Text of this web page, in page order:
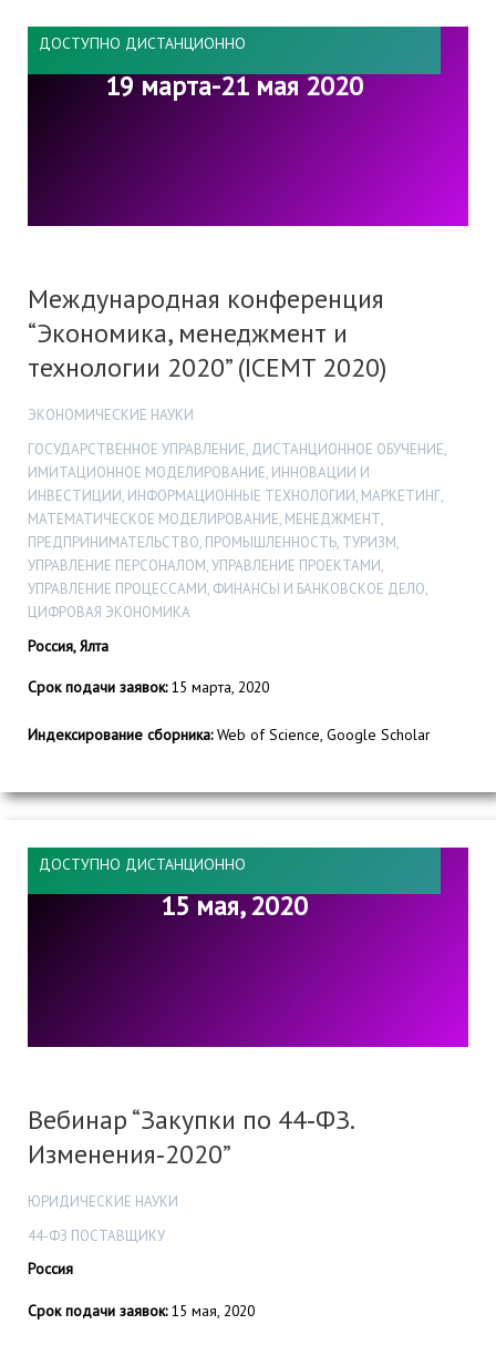
ДОСТУПНО ДИСТАНЦИОННО
19 марта-21 мая 2020
Международная конференция
“Экономика, менеджмент и
технологии 2020” (ICEMT 2020)
ЭКОНОМИЧЕСКИЕ НАУКИ
ГОСУДАРСТВЕННОЕ УПРАВЛЕНИЕ, ДИСТАНЦИОННОЕ ОБУЧЕНИЕ,
ИМИТАЦИОННОЕ МОДЕЛИРОВАНИЕ, ИННОВАЦИИ И
ИНВЕСТИЦИИ, ИНФОРМАЦИОННЫЕ ТЕХНОЛОГИИ, МАРКЕТИНГ,
МАТЕМАТИЧЕСКОЕ МОДЕЛИРОВАНИЕ, МЕНЕДЖМЕНТ,
ПРЕДПРИНИМАТЕЛЬСТВО, ПРОМЫШЛЕННОСТЬ, ТУРИЗМ,
УПРАВЛЕНИЕ ПЕРСОНАЛОМ, УПРАВЛЕНИЕ ПРОЕКТАМИ,
УПРАВЛЕНИЕ ПРОЦЕССАМИ, ФИНАНСЫ И БАНКОВСКОЕ ДЕЛО,
ЦИФРОВАЯ ЭКОНОМИКА
Россия, Ялта
Срок подачи заявок:15 марта, 2020
Индексирование сборника:Web of Science, Google Scholar
ДОСТУПНО ДИСТАНЦИОННО
15 мая, 2020
Вебинар “Закупки по 44‑ФЗ.
Изменения‑2020”
ЮРИДИЧЕСКИЕ НАУКИ
44-ФЗ ПОСТАВЩИКУ
Россия
Срок подачи заявок:15 мая, 2020